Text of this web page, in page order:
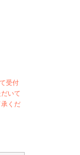
受付
いて
くだ